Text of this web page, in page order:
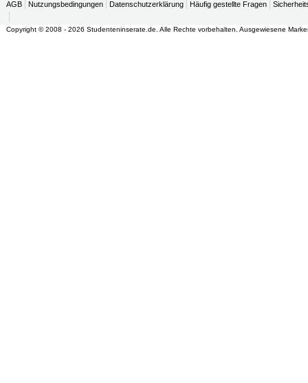
AGB Nutzungsbedingungen Datenschutzerklärung Häufig gestellte Fragen
Copyright © 2008 - 2026 Studenteninserate.de. Alle Rechte vorbehalten. Ausgewiesene